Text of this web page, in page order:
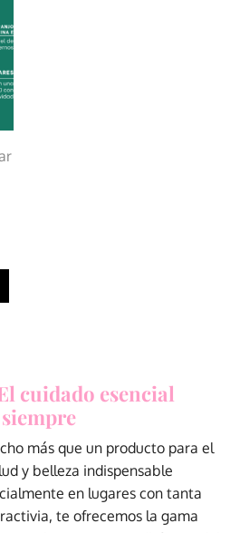
cuidado esencial
más que un producto para el
y belleza indispensable
en lugares con tanta
te ofrecemos la gama